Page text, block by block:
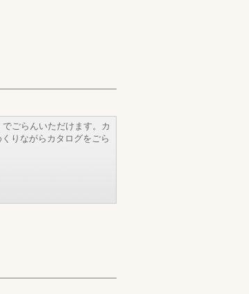
ごらんいただけます。カ
りながらカタログをごら